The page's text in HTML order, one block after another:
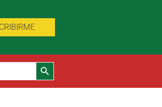
Botón de búsqueda